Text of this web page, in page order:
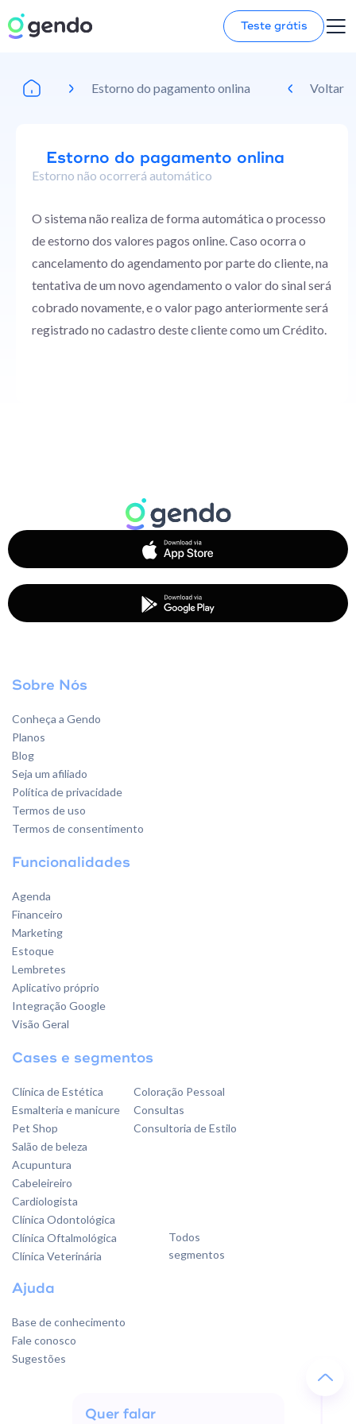
Teste grátis
Estorno do pagamento onlina Voltar
Estorno do pagamento onlina
Estorno não ocorrerá automático
O sistema não realiza de forma automática o processo
de estorno dos valores pagos online. Caso ocorra o
cancelamento do agendamento por parte do cliente, na
tentativa de um novo agendamento o valor do sinal será
cobrado novamente, e o valor pago anteriormente será
registrado no cadastro deste cliente como um Crédito.
Sobre Nós
Conheça a Gendo
Planos
Blog
Seja um afiliado
Política de privacidade
Termos de uso
Termos de consentimento
Funcionalidades
Agenda
Financeiro
Marketing
Estoque
Lembretes
Aplicativo próprio
Integração Google
Visão Geral
Cases e segmentos
Todos
segmentos
Clínica de Estética
Esmalteria e manicure
Pet Shop
Salão de beleza
Acupuntura
Cabeleireiro
Cardiologista
Clínica Odontológica
Clínica Oftalmológica
Clínica Veterinária
Coloração Pessoal
Consultas
Consultoria de Estilo
Ajuda
Base de conhecimento
Fale conosco
Sugestões
Quer falar